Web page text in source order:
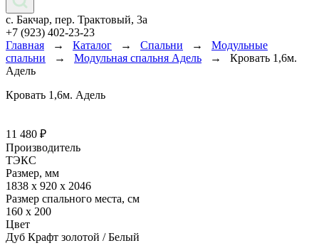
с. Бакчар, пер. Трактовый, 3а
+7 (923) 402-23-23
Главная → Каталог → Спальни → Модульные
спальни → Модульная спальня Адель → Кровать 1,6м.
Адель
Кровать 1,6м. Адель
11 480 ₽
Производитель
ТЭКС
Размер, мм
1838 х 920 х 2046
Размер спального места, см
160 х 200
Цвет
Дуб Крафт золотой / Белый